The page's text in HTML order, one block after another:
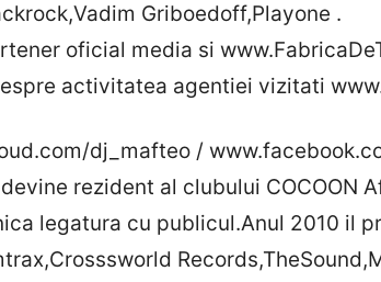
Griboedoff,Playone .
oficial media si
activitatea agentiei vizitati
dj_mafteo /
rezident al clubului COCOON
legatura cu publicul.Anul 2010 il